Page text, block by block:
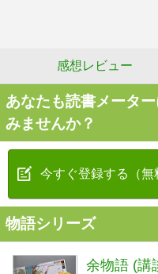
感想レビュー
あなたも読書メータ
みませんか？
今すぐ登録する（無
物語シリーズ
余物語 (講